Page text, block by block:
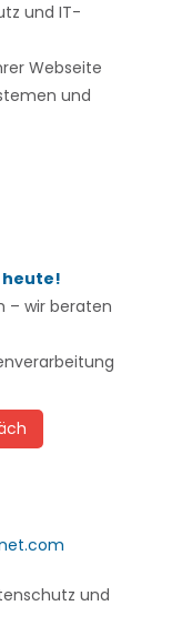
und IT-
Webseite
und
heute!
– wir beraten
und